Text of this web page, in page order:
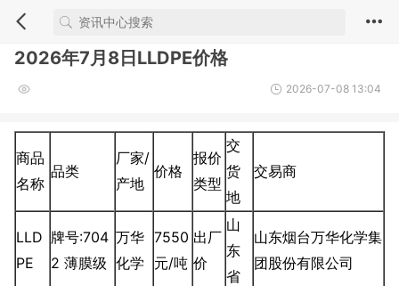
2026年7月8日LLDPE价格
2026-07-08 13:04
商品
名称
品类
厂家/
产地
价格
报价
类型
交
货
地
交易商
LLD
PE
牌号:704
2 薄膜级
万华
化学
7550
元/吨
出厂
价
山
东
省
山东烟台万华化学集
团股份有限公司